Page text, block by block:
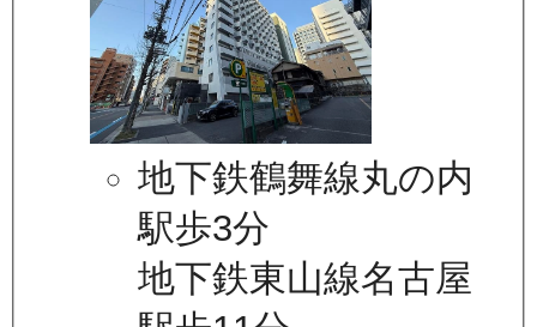
地下鉄鶴舞線丸の内
駅歩3分
地下鉄東山線名古屋